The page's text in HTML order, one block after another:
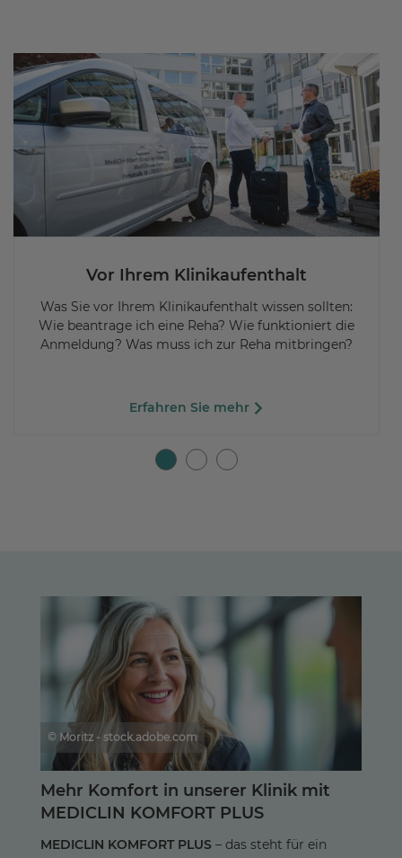
Vor Ihrem Klinikaufenthalt
Was Sie vor Ihrem Klinikaufenthalt wissen sollten:
Wie beantrage ich eine Reha? Wie funktioniert die
Anmeldung? Was muss ich zur Reha mitbringen?
Erfahren Sie mehr
© Moritz - stock.adobe.com
Mehr Komfort in unserer Klinik mit
MEDICLIN KOMFORT PLUS
MEDICLIN KOMFORT PLUS – das steht für ein